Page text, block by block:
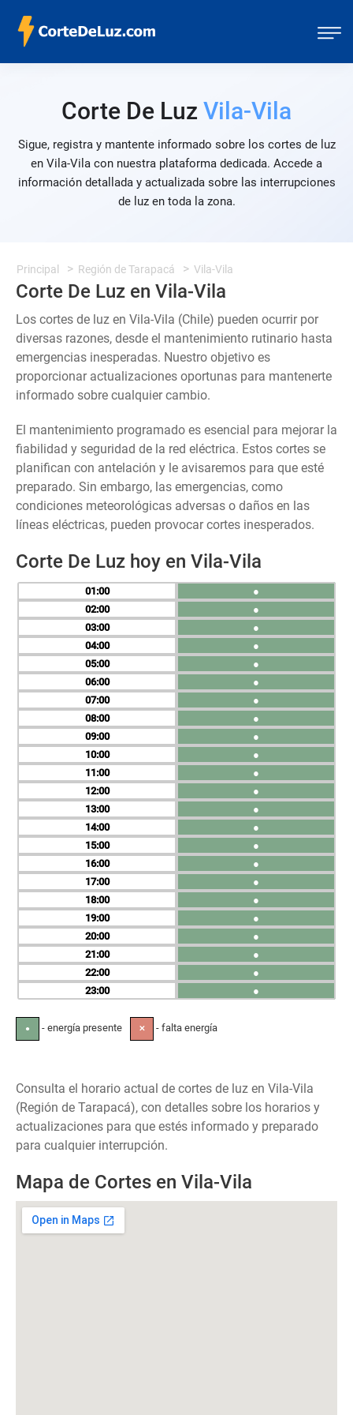
Corte De Luz Vila-Vila
Sigue, registra y mantente informado sobre los cortes de luz
en Vila-Vila con nuestra plataforma dedicada. Accede a
información detallada y actualizada sobre las interrupciones
de luz en toda la zona.
Principal Región de Tarapacá Vila-Vila
Corte De Luz en Vila-Vila
Los cortes de luz en Vila-Vila (Chile) pueden ocurrir por
diversas razones, desde el mantenimiento rutinario hasta
emergencias inesperadas. Nuestro objetivo es
proporcionar actualizaciones oportunas para mantenerte
informado sobre cualquier cambio.
El mantenimiento programado es esencial para mejorar la
fiabilidad y seguridad de la red eléctrica. Estos cortes se
planifican con antelación y le avisaremos para que esté
preparado. Sin embargo, las emergencias, como
condiciones meteorológicas adversas o daños en las
líneas eléctricas, pueden provocar cortes inesperados.
Corte De Luz hoy en Vila-Vila
01
02
03
04
05
06
07
08
09
10
11
12
13
14
15
16
17
18
19
20
21
22
23
●
●
●
●
●
●
●
●
●
●
●
●
●
●
●
●
●
●
●
●
●
●
●
● - energía presente ✕ - falta energía
Consulta el horario actual de cortes de luz en Vila-Vila
(Región de Tarapacá), con detalles sobre los horarios y
actualizaciones para que estés informado y preparado
para cualquier interrupción.
Mapa de Cortes en Vila-Vila